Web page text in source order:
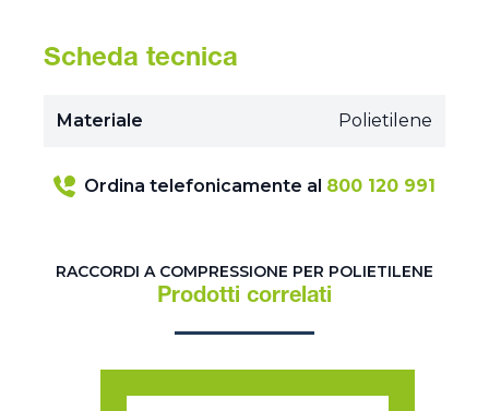
Scheda tecnica
Materiale Polietilene
Ordina telefonicamente al 800 120 991
RACCORDI A COMPRESSIONE PER POLIETILENE
Prodotti correlati